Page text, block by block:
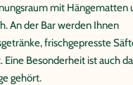
mit Hängematten
An der Bar werden Ihnen
frischgepresste
Eine Besonderheit ist auch
gehört.